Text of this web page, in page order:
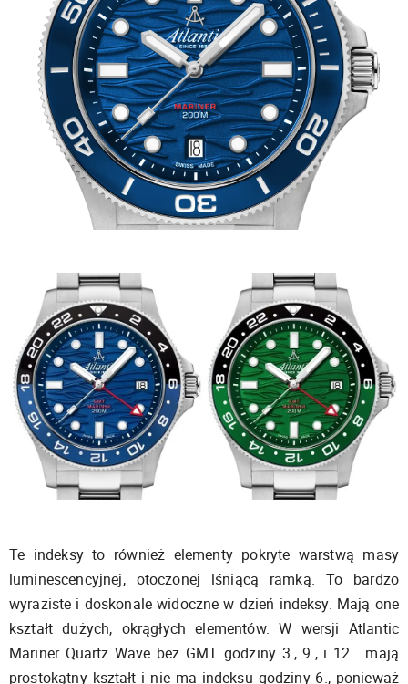
Te indeksy to również elementy pokryte warstwą masy
luminescencyjnej, otoczonej lśniącą ramką. To bardzo
wyraziste i doskonale widoczne w dzień indeksy. Mają one
kształt dużych, okrągłych elementów. W wersji Atlantic
Mariner Quartz Wave bez GMT godziny 3., 9., i 12. mają
prostokątny kształt i nie ma indeksu godziny 6., ponieważ